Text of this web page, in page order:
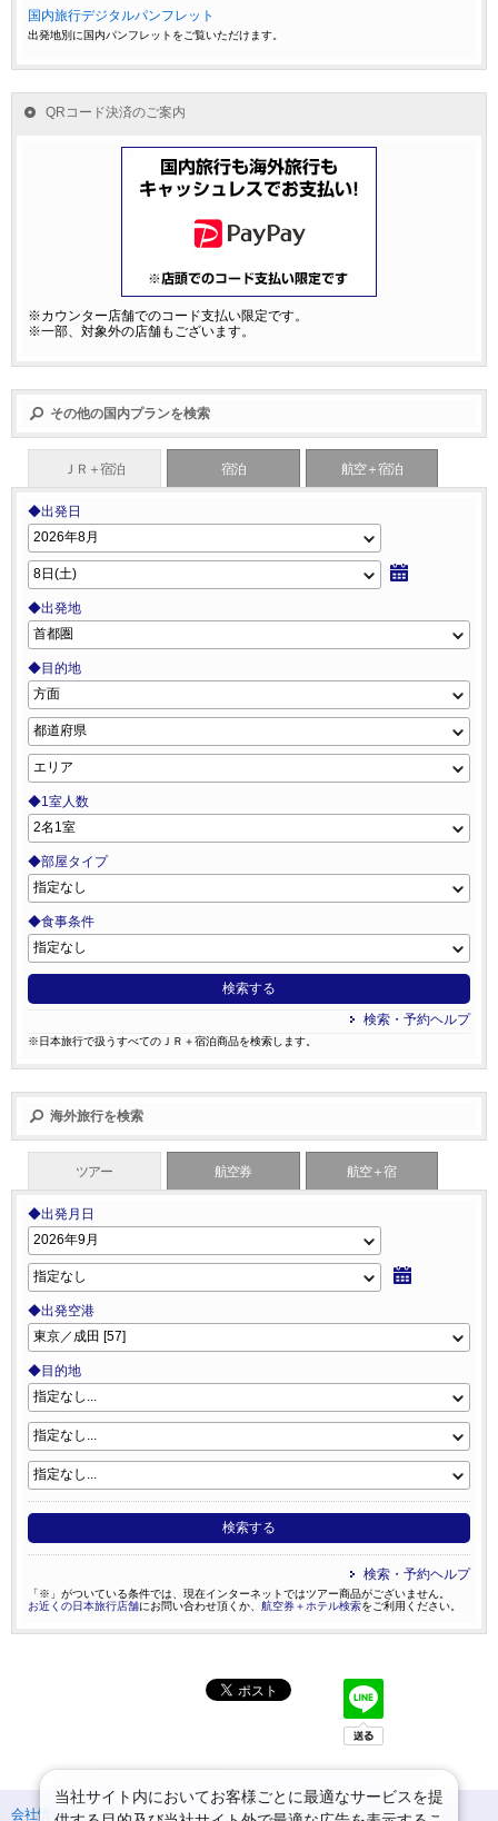
国内旅行デジタルパンフレット
出発地別に国内パンフレットをご覧いただけます。
QRコード決済のご案内
※カウンター店舗でのコード支払い限定です。
※一部、対象外の店舗もございます。
その他の国内プランを検索
ＪＲ＋宿泊 宿泊 航空＋宿泊
◆出発日
◆出発地
◆目的地
◆1室人数
◆部屋タイプ
◆食事条件
検索する
検索・予約ヘルプ
※日本旅行で扱うすべてのＪＲ＋宿泊商品を検索します。
海外旅行を検索
ツアー 航空券 航空＋宿
◆出発月日
◆出発空港
◆目的地
検索する
検索・予約ヘルプ
「※」がついている条件では、現在インターネットではツアー商品がございません。
お近くの日本旅行店舗にお問い合わせ頂くか、 航空券＋ホテル検索をご利用ください。
会社情報 プライバシーポリシー
当社サイト内においてお客様ごとに最適なサービスを提